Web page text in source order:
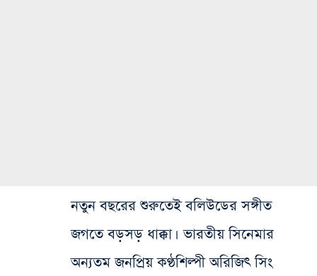
নতুন বছরের শুরুতেই বলিউডের সঙ্গীত
জগতে বড়সড় ধাক্কা। ভারতীয় সিনেমার
অন্যতম জনপ্রিয় কণ্ঠশিল্পী অরিজিৎ সিং